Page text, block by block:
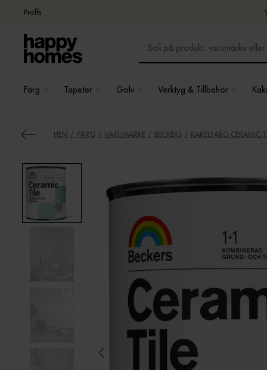
Proffs
Färg Tapeter Golv Verktyg & Tillbehör
HEM FÄRG VARUMÄRKE BECKERS KAKELFÄRG CERAMIC